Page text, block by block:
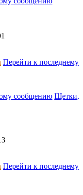
Перейти к последнему
сообщению Щетки,
Перейти к последнему